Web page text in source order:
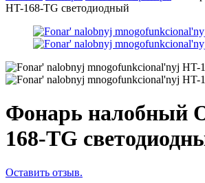
HT-168-TG светодиодный
Фонарь налобный
168-TG
Оставить отзыв.